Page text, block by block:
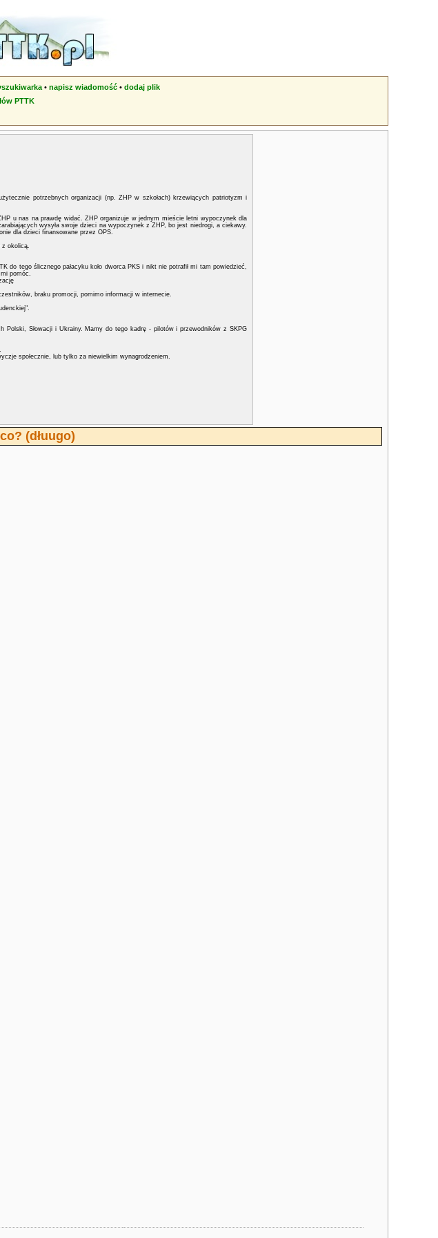
• napisz wiadomość • dodaj plik
PTTK
potrzebnych organizacji (np. ZHP w szkołach) krzewiących patriotyzm i
u nas na prawdę widać. ZHP organizuje w jednym mieście letni wypoczynek dla
wysyła swoje dzieci na wypoczynek z ZHP, bo jest niedrogi, a ciekawy.
dla dzieci finansowane przez OPS.
z okolicą.
do tego ślicznego pałacyku koło dworca PKS i nikt nie potrafił mi tam powiedzieć,
pomóc.
braku promocji, pomimo informacji w internecie.
Polski, Słowacji i Ukrainy. Mamy do tego kadrę - pilotów i przewodników z SKPG
społecznie, lub tylko za niewielkim wynagrodzeniem.
(dłuugo)